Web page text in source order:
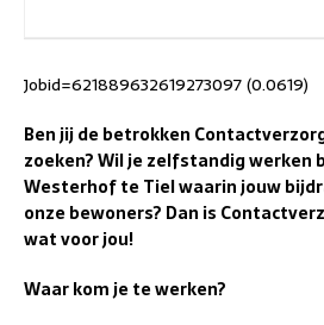
Jobid=621889632619273097 (0.0619)
Ben jij de betrokken
zoeken? Wil je zelfstandig werken
Westerhof te Tiel waarin jouw
onze bewoners? Dan is
wat voor jou!
Waar kom je te werken?